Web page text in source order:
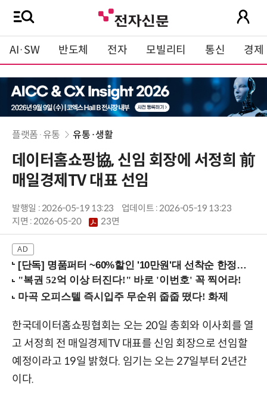
AI·SW 반도체 전자 모빌리티 통신 경제
플랫폼·유통 유통·생활
데이터홈쇼핑協, 신임 회장에 서정희 前
매일경제TV 대표 선임
발행일 : 2026-05-19 13:23
업데이트 : 2026-05-19 13:23
지면 :2026-05-20 23면
[단독] 명품퍼터 ~60%할인 '10만원'대 선착순 한정판매!
한국데이터홈쇼핑협회는 오는 20일 총회와 이사회를 열
고 서정희 전 매일경제TV 대표를 신임 회장으로 선임할
예정이라고 19일 밝혔다. 임기는 오는 27일부터 2년간
이다.